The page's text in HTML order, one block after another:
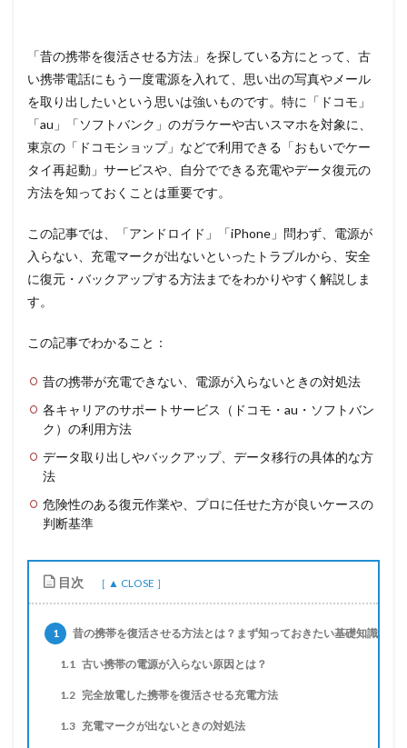
「昔の携帯を復活させる方法」を探している方にとって、古
い携帯電話にもう一度電源を入れて、思い出の写真やメール
を取り出したいという思いは強いものです。特に「ドコモ」
「au」「ソフトバンク」のガラケーや古いスマホを対象に、
東京の「ドコモショップ」などで利用できる「おもいでケー
タイ再起動」サービスや、自分でできる充電やデータ復元の
方法を知っておくことは重要です。
この記事では、「アンドロイド」「iPhone」問わず、電源が
入らない、充電マークが出ないといったトラブルから、安全
に復元・バックアップする方法までをわかりやすく解説しま
す。
この記事でわかること：
昔の携帯が充電できない、電源が入らないときの対処法
各キャリアのサポートサービス（ドコモ・au・ソフトバン
ク）の利用方法
データ取り出しやバックアップ、データ移行の具体的な方
法
危険性のある復元作業や、プロに任せた方が良いケースの
判断基準
目次
1 昔の携帯を復活させる方法とは？まず知っておきたい基礎知識
1.1 古い携帯の電源が入らない原因とは？
1.2 完全放電した携帯を復活させる充電方法
1.3 充電マークが出ないときの対処法